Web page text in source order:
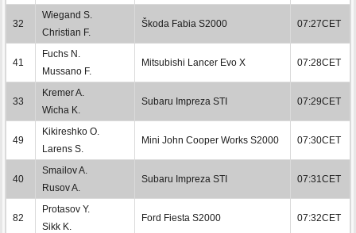
32
Wiegand S.
Christian F.
Škoda Fabia S2000 07:27CET
41
Fuchs N.
Mussano F.
Mitsubishi Lancer Evo X 07:28CET
33
Kremer A.
Wicha K.
Subaru Impreza STI 07:29CET
49
Kikireshko O.
Larens S.
Mini John Cooper Works S2000 07:30CET
40
Smailov A.
Rusov A.
Subaru Impreza STI 07:31CET
82
Protasov Y.
Sikk K.
Ford Fiesta S2000 07:32CET